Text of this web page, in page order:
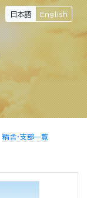
日本語 English
精舎・支部一覧